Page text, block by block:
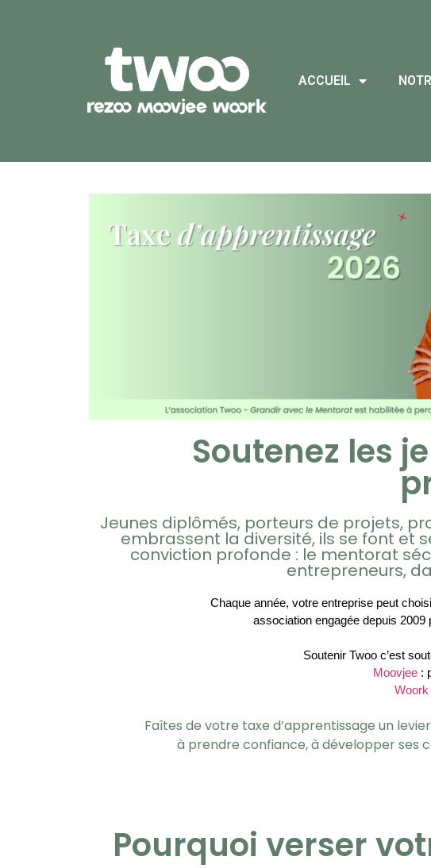
ACCUEIL
Soutenez les
Jeunes diplômés, porteurs de projets,
embrassent la diversité, ils se font et
conviction profonde : le mentorat
entrepreneurs,
Chaque année, votre entreprise peut
association engagée depuis 2009
Soutenir Twoo c’est
Moovjee :
Woork
Faîtes de votre taxe d’apprentissage un
à prendre confiance, à développer ses
Pourquoi verser